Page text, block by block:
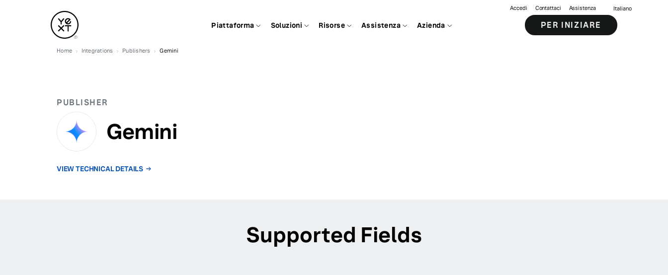
Piattaforma Soluzioni Risorse Assistenza Azienda
Accedi Contattaci Assistenza Italiano
PER INIZIARE
Home Integrations Publishers Gemini
PUBLISHER
Gemini
VIEW TECHNICAL DETAILS
Supported Fields